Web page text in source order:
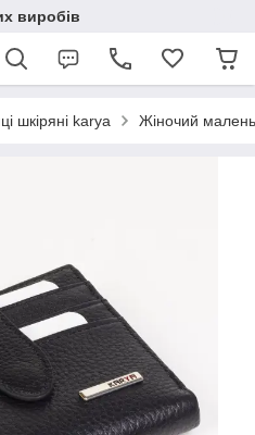
виробів
шкіряні karya Жіночий